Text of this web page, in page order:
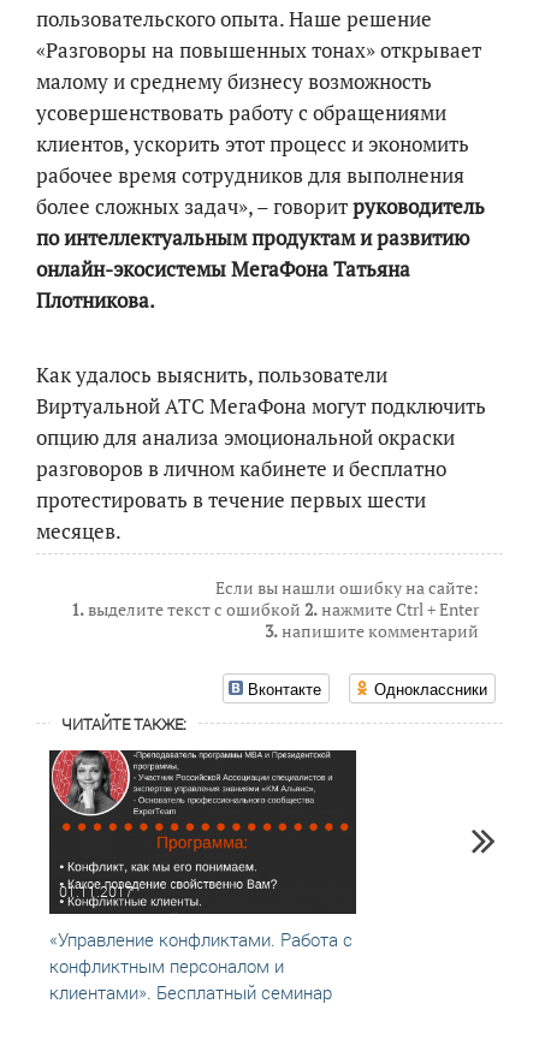
пользовательского опыта. Наше решение
«Разговоры на повышенных тонах» открывает
малому и среднему бизнесу возможность
усовершенствовать работу с обращениями
клиентов, ускорить этот процесс и экономить
рабочее время сотрудников для выполнения
более сложных задач», – говоритруководитель
по интеллектуальным продуктам и развитию
онлайн-экосистемы МегаФона Татьяна
Плотникова.
Как удалось выяснить, пользователи
Виртуальной АТС МегаФона могут подключить
опцию для анализа эмоциональной окраски
разговоров в личном кабинете и бесплатно
протестировать в течение первых шести
месяцев.
Если вы нашли ошибку на сайте:
1.выделите текст с ошибкой 2.нажмите Ctrl + Enter
3.напишите комментарий
Вконтакте Одноклассники
ЧИТАЙТЕ ТАКЖЕ:
01.11.2017
«Управление конфликтами. Работа с
конфликтным персоналом и
клиентами». Бесплатный семинар